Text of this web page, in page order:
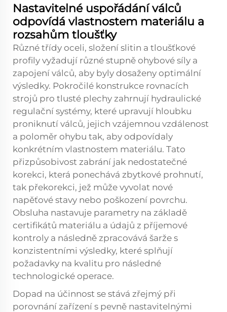
Nastavitelné uspořádání válců
odpovídá vlastnostem materiálu a
rozsahům tloušťky
Různé třídy oceli, složení slitin a tloušťkové
profily vyžadují různé stupně ohybové síly a
zapojení válců, aby byly dosaženy optimální
výsledky. Pokročilé konstrukce rovnacích
strojů pro tlusté plechy zahrnují hydraulické
regulační systémy, které upravují hloubku
proniknutí válců, jejich vzájemnou vzdálenost
a poloměr ohybu tak, aby odpovídaly
konkrétním vlastnostem materiálu. Tato
přizpůsobivost zabrání jak nedostatečné
korekci, která ponechává zbytkové prohnutí,
tak překorekci, jež může vyvolat nové
napěťové stavy nebo poškození povrchu.
Obsluha nastavuje parametry na základě
certifikátů materiálu a údajů z příjemové
kontroly a následně zpracovává šarže s
konzistentními výsledky, které splňují
požadavky na kvalitu pro následné
technologické operace.
Dopad na účinnost se stává zřejmý při
porovnání zařízení s pevně nastavitelnými